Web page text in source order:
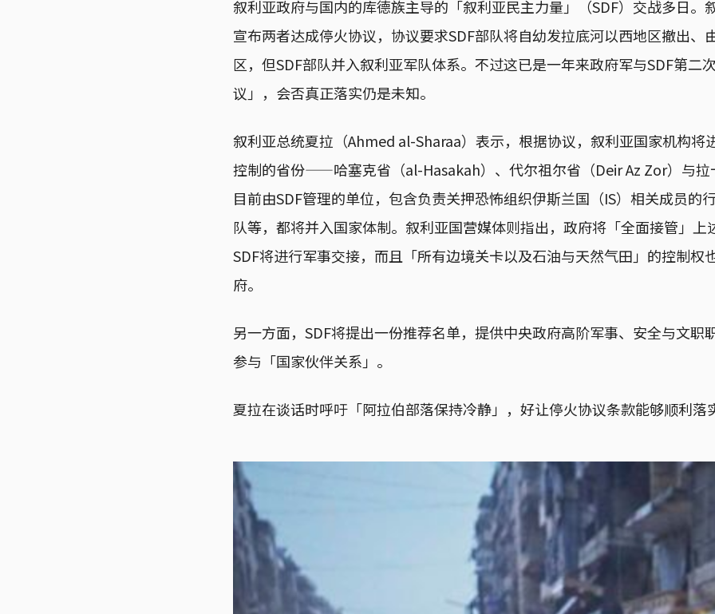
叙利亚政府与国内的库德族主导的「叙利亚民主力量」（SDF）交战多日。
宣布两者达成停火协议，协议要求SDF部队将自幼发拉底河以西地区撤出、
区，但SDF部队并入叙利亚军队体系。不过这已是一年来政府军与SDF第二
议」，会否真正落实仍是未知。
叙利亚总统夏拉（Ahmed al-Sharaa）表示，根据协议，叙利亚国家机构将
控制的省份——哈塞克省（al-Hasakah）、代尔祖尔省（Deir Az Zor）与拉
目前由SDF管理的单位，包含负责关押恐怖组织伊斯兰国（IS）相关成员的
队等，都将并入国家体制。叙利亚国营媒体则指出，政府将「全面接管」上
SDF将进行军事交接，而且「所有边境关卡以及石油与天然气田」的控制权
府。
另一方面，SDF将提出一份推荐名单，提供中央政府高阶军事、安全与文职
参与「国家伙伴关系」。
夏拉在谈话时呼吁「阿拉伯部落保持冷静」，好让停火协议条款能够顺利落